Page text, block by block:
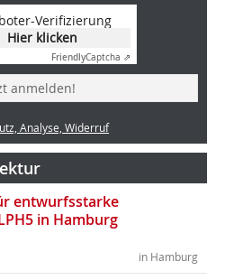
Verifizierung
Hier klicken
FriendlyCaptcha ⇗
anmelden!
Analyse, Widerruf
entwurfsstarke
in Hamburg
in Hamburg